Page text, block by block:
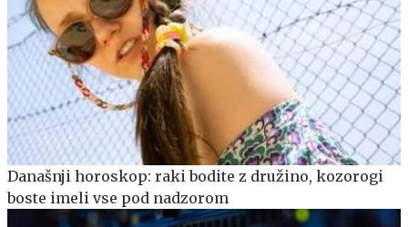
Današnji horoskop: raki bodite z družino, kozorogi
boste imeli vse pod nadzorom